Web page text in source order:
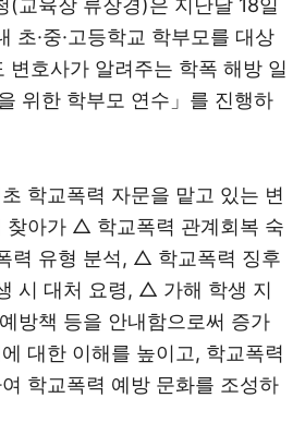
(교육장 류장경)은 지난달 18일
초·중·고등학교 학부모를 대상
변호사가 알려주는 학폭 해방 일
위한 학부모 연수」를 진행하
학교폭력 자문을 맡고 있는 변
찾아가 △ 학교폭력 관계회복 숙
력 유형 분석, △ 학교폭력 징후
시 대처 요령, △ 가해 학생 지
방책 등을 안내함으로써 증가
대한 이해를 높이고, 학교폭력
학교폭력 예방 문화를 조성하